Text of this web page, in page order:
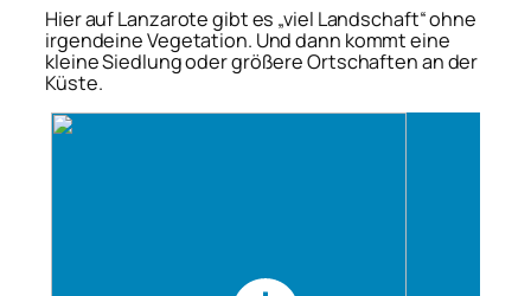
Hier auf Lanzarote gibt es „viel Landschaft“ ohne
irgendeine Vegetation. Und dann kommt eine
kleine Siedlung oder größere Ortschaften an der
Küste.